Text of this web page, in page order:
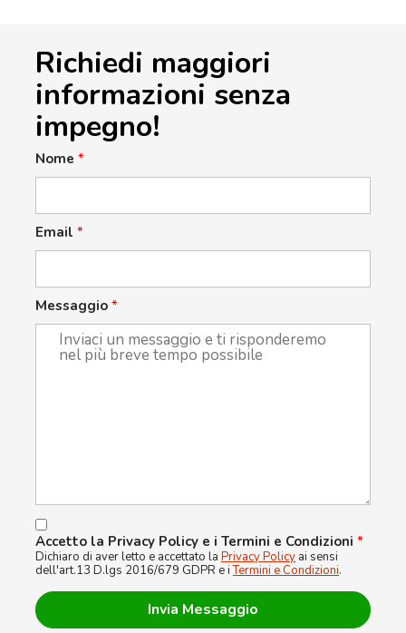
Richiedi maggiori
informazioni senza
impegno!
Nome *
Email *
Messaggio *
Accetto la Privacy Policy e i Termini e Condizioni *
Dichiaro di aver letto e accettato la Privacy Policy ai sensi
dell'art.13 D.lgs 2016/679 GDPR e iTermini e Condizioni.